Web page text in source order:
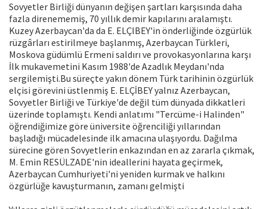
Sovyetler Birliği dünyanın değişen şartları karşısında daha
fazla direnememiş, 70 yıllık demir kapılarını aralamıştı.
Kuzey Azerbaycan'da da E. ELÇlBEY'in önderliğinde özgürlük
rüzgârları estirilmeye başlanmış, Azerbaycan Türkleri,
Moskova güdümlü Ermeni saldırı ve provokasyonlarına karşı
İlk mukavemetini Kasım 1988'de Azadlık Meydanı'nda
sergilemişti.Bu süreçte yakın dönem Türk tarihinin özgürlük
elçisi görevini üstlenmiş E. ELÇİBEY yalnız Azerbaycan,
Sovyetler Birliği ve Türkiye'de değil tüm dünyada dikkatleri
üzerinde toplamıştı. Kendi anlatımı "Tercüme-i Halinden"
öğrendiğimize göre üniversite öğrenciliği yıllarından
başladığı mücadelesinde ilk amacına ulaşıyordu. Dağılma
sürecine gören Sovyetlerin enkazından en az zararla çıkmak,
M. Emin RESÜLZADE'nin ideallerini hayata geçirmek,
Azerbaycan Cumhuriyeti'ni yeniden kurmak ve halkını
özgürlüğe kavuşturmanın, zamanı gelmişti